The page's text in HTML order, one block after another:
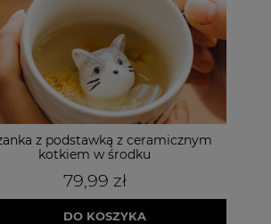
z podstawką z ceramicznym
kotkiem w środku
79,99 zł
DO KOSZYKA